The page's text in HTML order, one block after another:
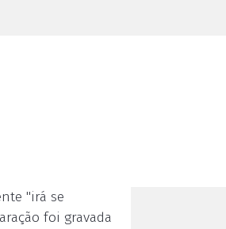
"irá se
foi gravada